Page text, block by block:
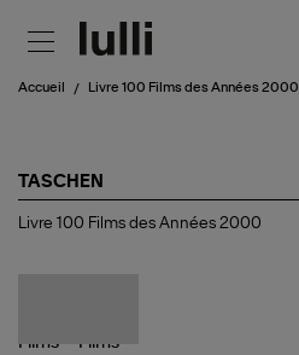
Accueil Livre 100 Films des Années 2000
TASCHEN
Livre
Livre 100 Films des Années 2000